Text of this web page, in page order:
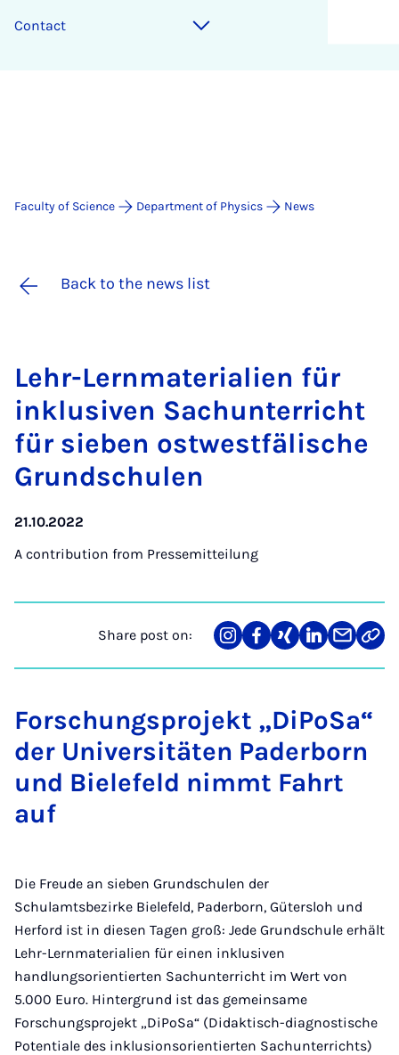
Contact
Faculty of Science Department of Physics News
Back to the news list
Lehr-Lern­ma­teri­ali­en für
inklus­iven Sachunter­richt
für sieben os­twest­fäl­is­che
Grundschu­len
21.10.2022
A contribution from Pressemitteilung
Share post on:
Share
on
Teilen
auf
Teilen
auf
Teilen
auf
Teilen
über
Mail
Link
Forschungsprojekt „DiPoSa“
der Universitäten Paderborn
und Bielefeld nimmt Fahrt
auf
Die Freude an sieben Grundschulen der
Schulamtsbezirke Bielefeld, Paderborn, Gütersloh und
Herford ist in diesen Tagen groß: Jede Grundschule erhält
Lehr-Lernmaterialien für einen inklusiven
handlungsorientierten Sachunterricht im Wert von
5.000 Euro. Hintergrund ist das gemeinsame
Forschungsprojekt „DiPoSa“ (Didaktisch-diagnostische
Potentiale des inklusionsorientierten Sachunterrichts)